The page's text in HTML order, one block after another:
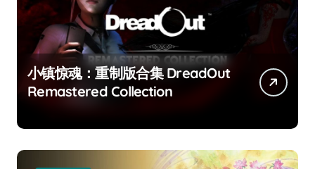
小镇惊魂：重制版合集 DreadOut
Remastered Collection